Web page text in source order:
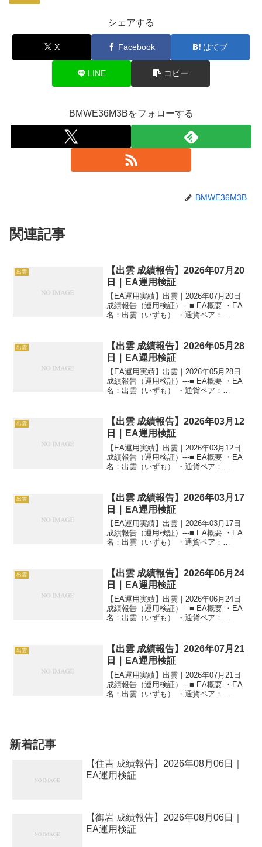
シェアする
X Facebook はてブ
LINE コピー
BMWE36M3Bをフォローする
BMWE36M3B
関連記事
出雲
【出雲 成績報告】2026年07月20
日｜EA運用検証
【EA運用実績】出雲｜2026年07月20日
成績報告（運用検証）---■ EA概要 ・EA
名：出雲（いずも） ・通貨ペア：
稼働 ---■ 本日の運用成績...
出雲
【出雲 成績報告】2026年05月28
日｜EA運用検証
【EA運用実績】出雲｜2026年05月28日
成績報告（運用検証）---■ EA概要 ・EA
名：出雲（いずも） ・通貨ペア：
稼働 ---■ 本日の運用成績...
出雲
【出雲 成績報告】2026年03月12
日｜EA運用検証
【EA運用実績】出雲｜2026年03月12日
成績報告（運用検証）---■ EA概要 ・EA
名：出雲（いずも） ・通貨ペア：
稼働 ---■ 本日の運用成績...
出雲
【出雲 成績報告】2026年03月17
日｜EA運用検証
【EA運用実績】出雲｜2026年03月17日
成績報告（運用検証）---■ EA概要 ・EA
名：出雲（いずも） ・通貨ペア：
稼働 ---■ 本日の運用成績...
出雲
【出雲 成績報告】2026年06月24
日｜EA運用検証
【EA運用実績】出雲｜2026年06月24日
成績報告（運用検証）---■ EA概要 ・EA
名：出雲（いずも） ・通貨ペア：
稼働 ---■ 本日の運用成績...
出雲
【出雲 成績報告】2026年07月21
日｜EA運用検証
【EA運用実績】出雲｜2026年07月21日
成績報告（運用検証）---■ EA概要 ・EA
名：出雲（いずも） ・通貨ペア：
新着記事
【住吉 成績報告】2026年08月06日｜
EA運用検証
【御岩 成績報告】2026年08月06日｜
EA運用検証